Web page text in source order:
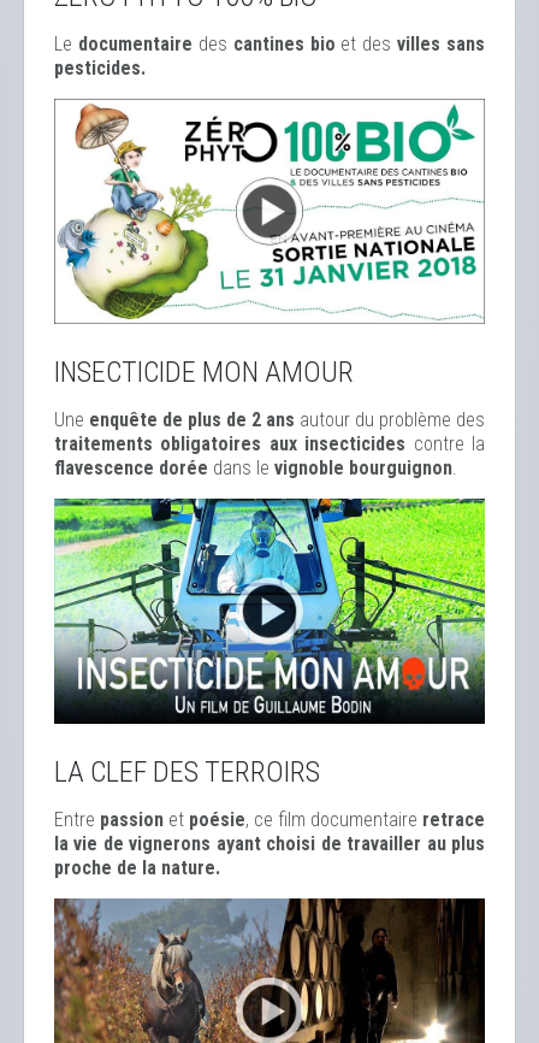
Le documentaire des cantines bio et desvilles sans
pesticides.
INSECTICIDE MON AMOUR
Une enquête de plus de 2 ans autour du problème des
traitements obligatoires aux insecticides contre la
flavescence dorée dans le vignoble bourguignon.
LA CLEF DES TERROIRS
Entre passion et poésie, ce film documentaire retrace
la vie de vignerons ayant choisi de travailler au plus
proche de la nature.